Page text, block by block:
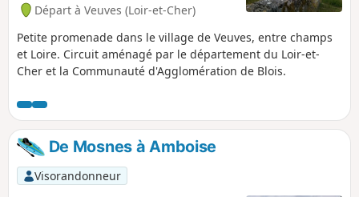
Départ à Veuves (Loir-et-Cher)
Petite promenade dans le village de Veuves, entre champs
et Loire. Circuit aménagé par le département du Loir-et-
Cher et la Communauté d'Agglomération de Blois.
De Mosnes à Amboise
Visorandonneur